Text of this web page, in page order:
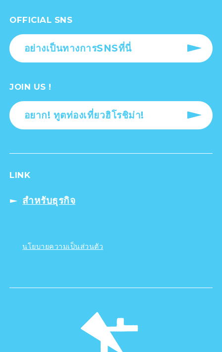
OFFICIAL SNS
อย่างเป็นทางการSNSที่นี่
JOIN US !
อยาก! ทูตท่องเที่ยวฮิโรชิม่า!
LINK
สำหรับธุรกิจ
นโยบายความเป็นส่วนตัว